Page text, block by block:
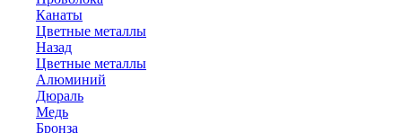
Канаты
Цветные металлы
Назад
Цветные металлы
Алюминий
Дюраль
Медь
Бронза